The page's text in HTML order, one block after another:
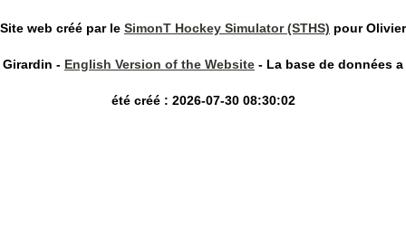
Site web créé par le SimonT Hockey Simulator (STHS) pour Olivier
Girardin - English Version of the Website - La base de données a
été créé : 2026-07-30 08:30:02